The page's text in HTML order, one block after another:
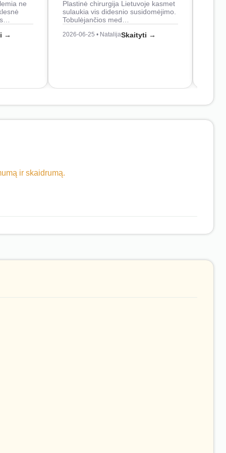
ne
→
Plastinė chirurgija Lietuvoje kasmet
sulaukia vis didesnio susidomėjimo.
Tobulėjančios med…
2026-06-25 • NatalijaSkaityti →
ir skaidrumą.